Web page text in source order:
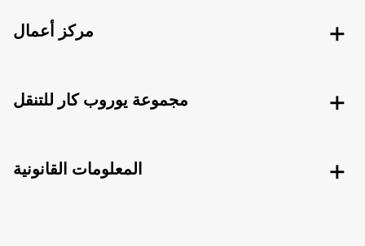
مركز أعمال
مجموعة يوروب كار للتنقل
المعلومات القانونية